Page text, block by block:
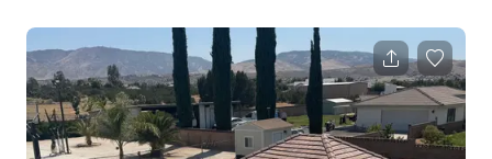
style ranch, et animaux autorisés.